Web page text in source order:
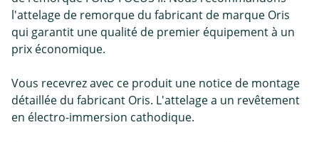
l'attelage de remorque du fabricant de marque Oris
qui garantit une qualité de premier équipement à un
prix économique.
Vous recevrez avec ce produit une notice de montage
détaillée du fabricant Oris. L'attelage a un revêtement
en électro-immersion cathodique.